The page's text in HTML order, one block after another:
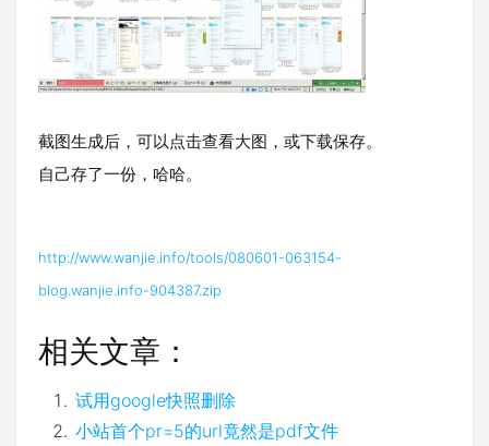
截图生成后，可以点击查看大图，或下载保存。
自己存了一份，哈哈。
http://www.wanjie.info/tools/080601-063154-
blog.wanjie.info-904387.zip
相关文章：
试用google快照删除
小站首个pr=5的url竟然是pdf文件